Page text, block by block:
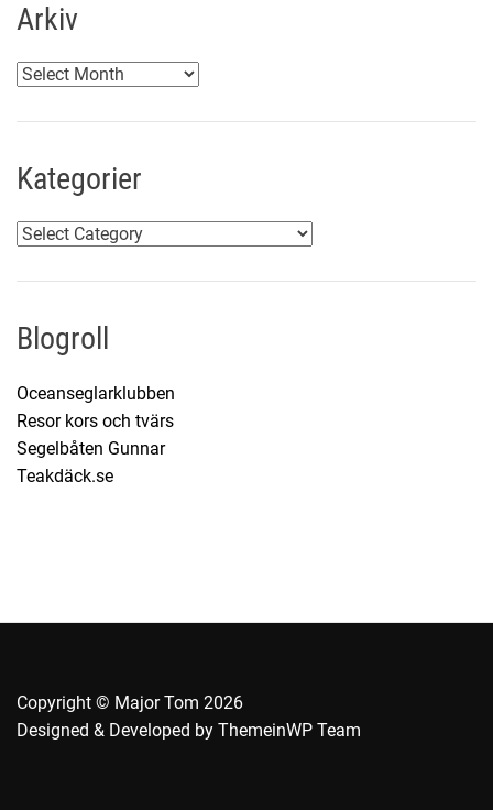
Arkiv
A
k
v
Kategorier
K
t
g
r
i
e
Blogroll
Oceanseglarklubben
Resor kors och tvärs
Segelbåten Gunnar
Teakdäck.se
Copyright © Major Tom 2026
Designed & Developed by ThemeinWP Team